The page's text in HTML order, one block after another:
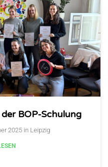
BOP-Schulung
2025 in Leipzig